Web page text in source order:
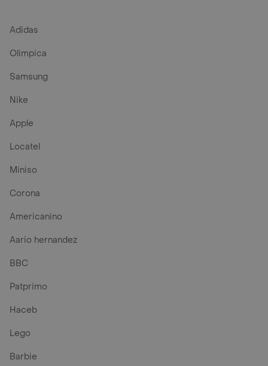
Adidas
Olimpica
Samsung
Nike
Apple
Locatel
Miniso
Corona
Americanino
Aario hernandez
BBC
Patprimo
Haceb
Lego
Barbie